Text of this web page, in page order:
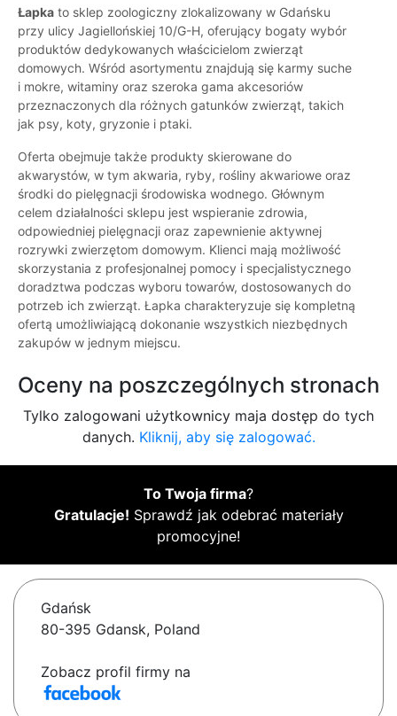
Łapka to sklep zoologiczny zlokalizowany w Gdańsku
przy ulicy Jagiellońskiej 10/G-H, oferujący bogaty wybór
produktów dedykowanych właścicielom zwierząt
domowych. Wśród asortymentu znajdują się karmy suche
i mokre, witaminy oraz szeroka gama akcesoriów
przeznaczonych dla różnych gatunków zwierząt, takich
jak psy, koty, gryzonie i ptaki.
Oferta obejmuje także produkty skierowane do
akwarystów, w tym akwaria, ryby, rośliny akwariowe oraz
środki do pielęgnacji środowiska wodnego. Głównym
celem działalności sklepu jest wspieranie zdrowia,
odpowiedniej pielęgnacji oraz zapewnienie aktywnej
rozrywki zwierzętom domowym. Klienci mają możliwość
skorzystania z profesjonalnej pomocy i specjalistycznego
doradztwa podczas wyboru towarów, dostosowanych do
potrzeb ich zwierząt. Łapka charakteryzuje się kompletną
ofertą umożliwiającą dokonanie wszystkich niezbędnych
zakupów w jednym miejscu.
Oceny na poszczególnych stronach
Tylko zalogowani użytkownicy maja dostęp do tych
danych. Kliknij, aby się zalogować.
To Twoja firma?
Gratulacje! Sprawdź jak odebrać materiały
promocyjne!
Gdańsk
80-395 Gdansk, Poland
Zobacz profil firmy na